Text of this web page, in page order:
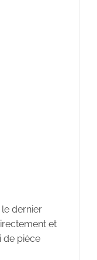
dernier
et
de pièce